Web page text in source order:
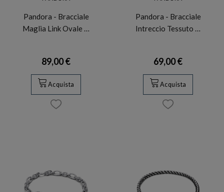
Pandora - Bracciale
Maglia Link Ovale …
89,00 €
Acquista
Pandora - Bracciale
Intreccio Tessuto …
69,00 €
Acquista